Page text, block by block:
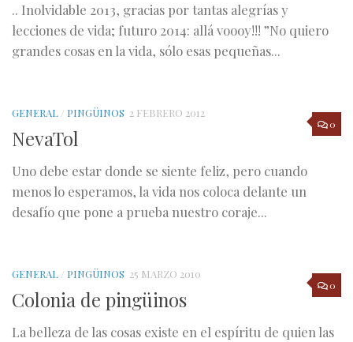
.. Inolvidable 2013, gracias por tantas alegrías y
lecciones de vida; futuro 2014: allá voooy!!! ”No quiero
grandes cosas en la vida, sólo esas pequeñas...
0
GENERAL / PINGÜINOS 2 FEBRERO 2012
NevaTol
Uno debe estar donde se siente feliz, pero cuando
menos lo esperamos, la vida nos coloca delante un
desafío que pone a prueba nuestro coraje...
0
GENERAL / PINGÜINOS 25 MARZO 2010
Colonia de pingüinos
La belleza de las cosas existe en el espíritu de quien las